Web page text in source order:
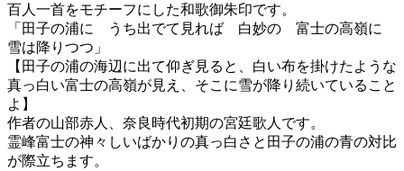
百人一首をモチーフにした和歌御朱印です。
「田子の浦に うち出でて見れば 白妙の 富士の高嶺に
雪は降りつつ」
【田子の浦の海辺に出て仰ぎ見ると、白い布を掛けたような
真っ白い富士の高嶺が見え、そこに雪が降り続いていること
よ】
作者の山部赤人、奈良時代初期の宮廷歌人です。
霊峰富士の神々しいばかりの真っ白さと田子の浦の青の対比
が際立ちます。